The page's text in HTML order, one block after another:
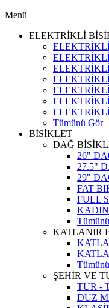
Menü
ELEKTRİKLİ
Tümünü Gör
BİSİKLET
DAĞ
26"
27.5"
29"
FAT
FULL
KATLANIR
ŞEHİR VE
TUR -
DÜZ